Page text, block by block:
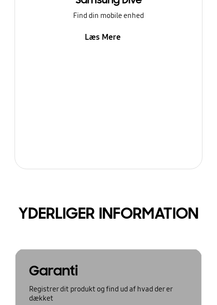
Find din mobile enhed
Læs Mere
YDERLIGER INFORMATION
Garanti
Registrer dit produkt og find ud af hvad der er
dækket